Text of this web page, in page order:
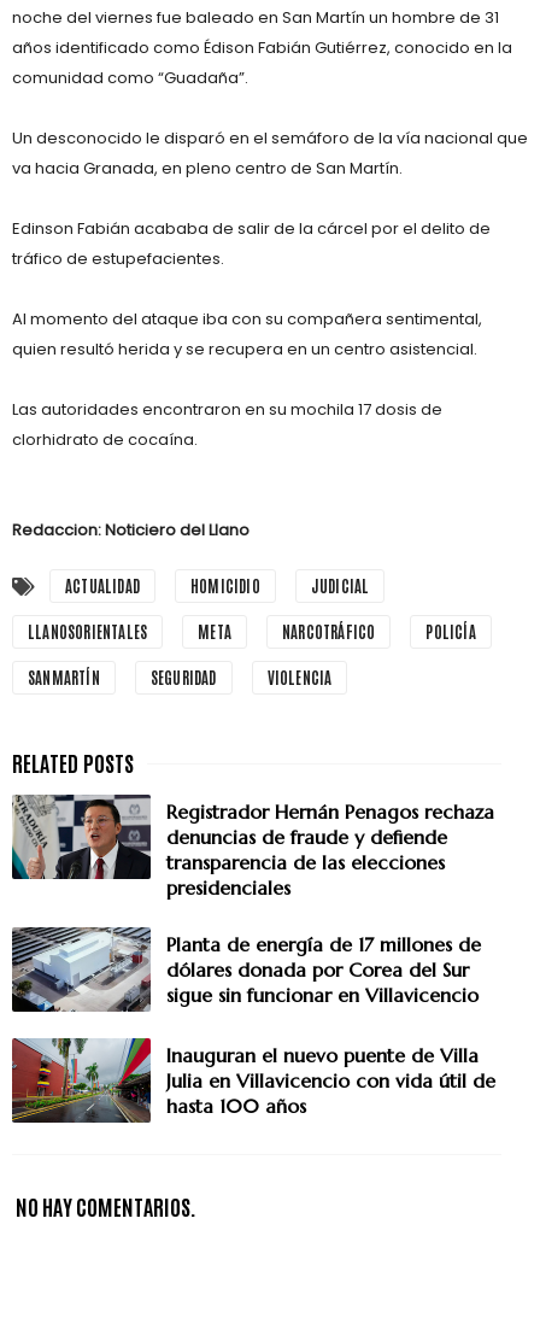
noche del viernes fue baleado en San Martín un hombre de 31
años identificado como Édison Fabián Gutiérrez, conocido en la
comunidad como “Guadaña”.
Un desconocido le disparó en el semáforo de la vía nacional que
va hacia Granada, en pleno centro de San Martín.
Edinson Fabián acababa de salir de la cárcel por el delito de
tráfico de estupefacientes.
Al momento del ataque iba con su compañera sentimental,
quien resultó herida y se recupera en un centro asistencial.
Las autoridades encontraron en su mochila 17 dosis de
clorhidrato de cocaína.
Redaccion: Noticiero del Llano
ACTUALIDAD HOMICIDIO JUDICIAL
LLANOSORIENTALES META NARCOTRÁFICO POLICÍA
SANMARTÍN SEGURIDAD VIOLENCIA
Registrador Hernán Penagos rechaza
denuncias de fraude y defiende
transparencia de las elecciones
presidenciales
Planta de energía de 17 millones de
dólares donada por Corea del Sur
sigue sin funcionar en Villavicencio
Inauguran el nuevo puente de Villa
Julia en Villavicencio con vida útil de
hasta 100 años
NO HAY COMENTARIOS.